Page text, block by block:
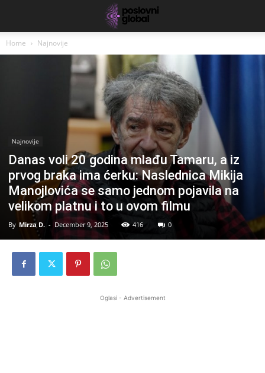
Home Najnovije
Najnovije
Danas voli 20 godina mlađu Tamaru, a iz
prvog braka ima ćerku: Naslednica Mikija
Manojlovića se samo jednom pojavila na
velikom platnu i to u ovom filmu
By Mirza D. - December 9, 2025 416 0
Oglasi - Advertisement